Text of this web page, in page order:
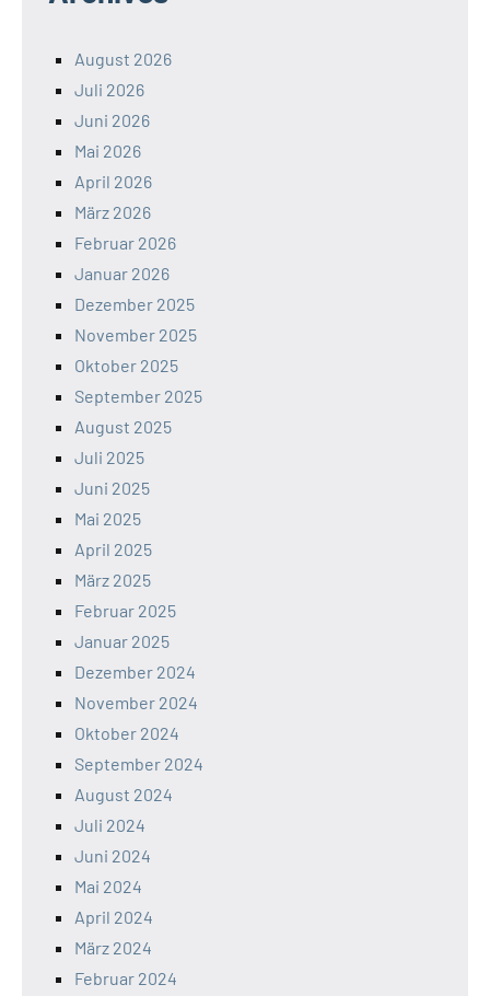
August 2026
Juli 2026
Juni 2026
Mai 2026
April 2026
März 2026
Februar 2026
Januar 2026
Dezember 2025
November 2025
Oktober 2025
September 2025
August 2025
Juli 2025
Juni 2025
Mai 2025
April 2025
März 2025
Februar 2025
Januar 2025
Dezember 2024
November 2024
Oktober 2024
September 2024
August 2024
Juli 2024
Juni 2024
Mai 2024
April 2024
März 2024
Februar 2024